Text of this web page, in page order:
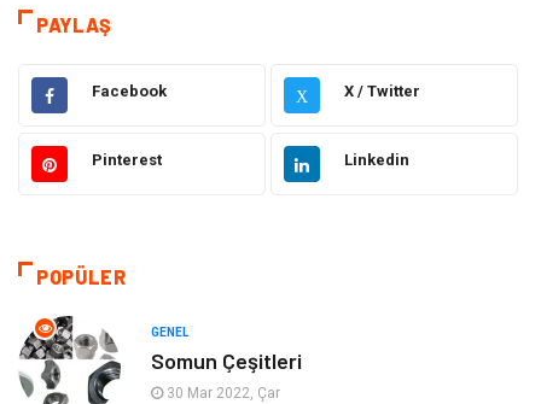
Tanıtıcı Reklam
Elektrik Elektronik Makine
Otomotiv Ulaşım ve Taşımacılık
Giyim
Eğitim & Kariyer
Alışveriş
PAYLAŞ
Facebook X X / Twitter
Pinterest Linkedin
POPÜLER
GENEL
Somun Çeşitleri
30 Mar 2022, Çar